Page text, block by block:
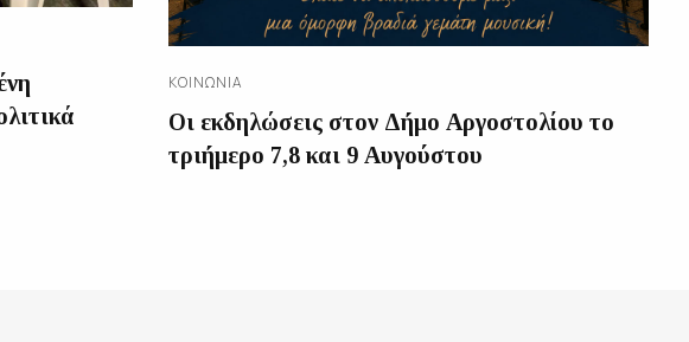
ΚΟΙΝΩΝΊΑ
Οι εκδηλώσεις στον Δήμο Αργοστολίου το
τριήμερο 7,8 και 9 Αυγούστου